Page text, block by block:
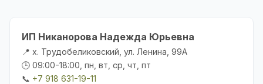
ИП Никанорова Надежда Юрьевна
📍 х. Трудобеликовский, ул. Ленина, 99А
🕒 09:00-18:00, пн, вт, ср, чт, пт
📞 +7 918 631-19-11